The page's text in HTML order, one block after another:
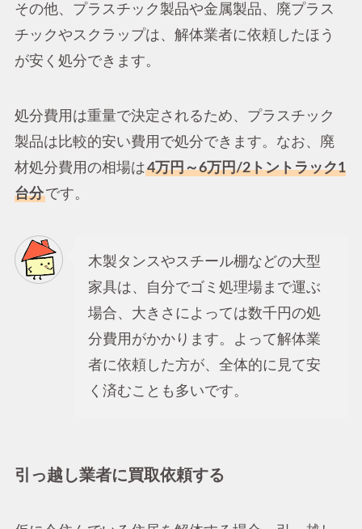
その他、プラスチック製品や金属製品、廃プラス
チックやスクラップは、解体業者に依頼したほう
が安く処分できます。
処分費用は重量で決定されるため、プラスチック
製品は比較的安い費用で処分できます。なお、廃
材処分費用の相場は4万円～6万円/2トントラック1
台分です。
木製タンスやスチール棚などの大型
家具は、自分でゴミ処理場まで運ぶ
場合、大きさによっては数千円の処
分費用がかかります。よって解体業
者に依頼した方が、全体的に見て安
く済むことも多いです。
引っ越し業者に買取依頼する